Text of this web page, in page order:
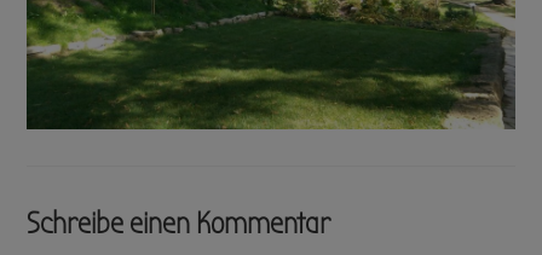
Schreibe einen Kommentar